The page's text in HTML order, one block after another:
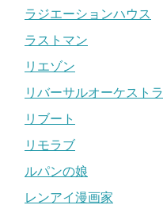
ラジエーションハウス
ラストマン
リエゾン
リバーサルオーケストラ
リブート
リモラブ
ルパンの娘
レンアイ漫画家